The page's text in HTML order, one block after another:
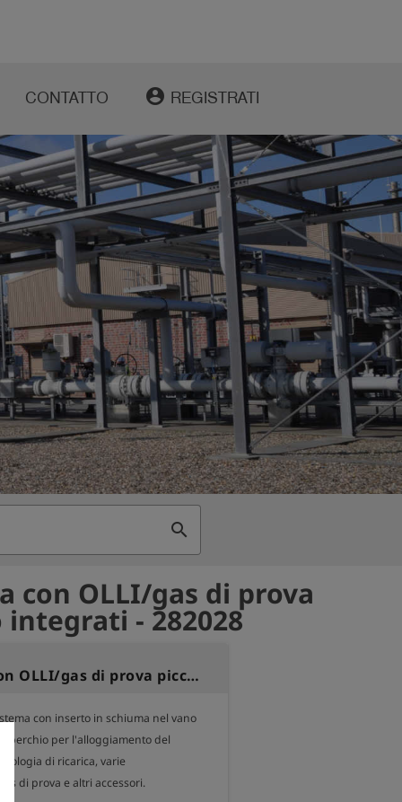
CONTATTO account_circle REGISTRATI
search
con OLLI/gas di prova
integrati - 282028
Sistema con OLLI/gas di prova piccolo integrati
con inserto in schiuma nel vano
per l'alloggiamento del
di ricarica, varie
di prova e altri accessori.